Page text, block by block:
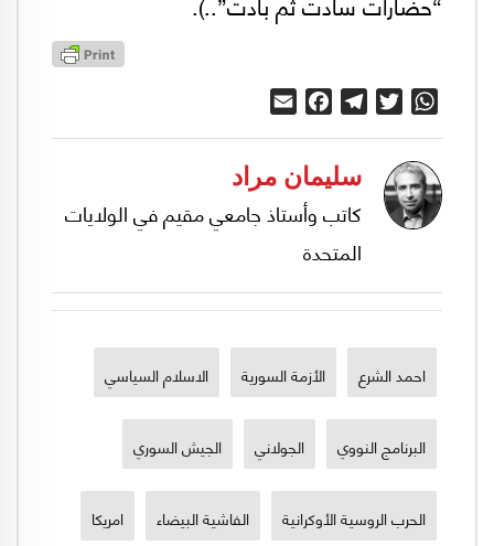
WhatsApp
Twitter
Telegram
Facebook
سليمان مراد
كاتب وأستاذ جامعي مقيم في الولايات
المتحدة
احمد الشرع الأزمة السورية الاسلام السياسي
البرنامج النووي الجولاني الجيش السوري
الحرب الروسية الأوكرانية الفاشية البيضاء امريكا